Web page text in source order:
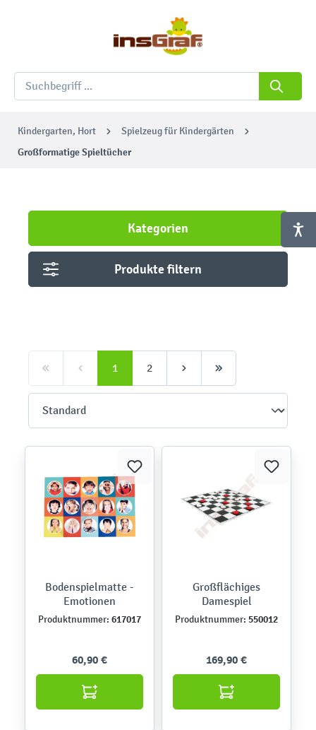
Kindergarten, Hort Spielzeug für Kindergärten
Großformatige Spieltücher
Kategorien
Produkte filtern
1 2
Bodenspielmatte -
Emotionen
Produktnummer: 617017
60,90 €
Großflächiges
Damespiel
Produktnummer: 550012
169,90 €